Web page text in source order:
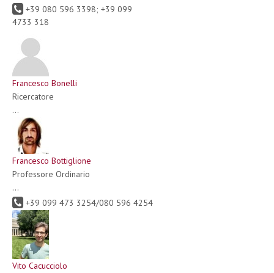
+39 080 596 3398; +39 099
4733 318
Francesco Bonelli
Ricercatore
...
Francesco Bottiglione
Professore Ordinario
...
+39 099 473 3254/080 596 4254
Vito Cacucciolo